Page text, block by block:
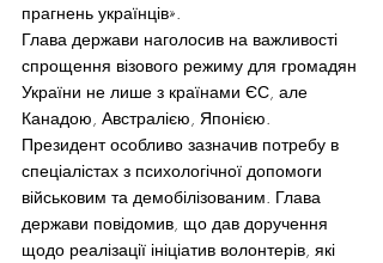
прагнень українців».
Глава держави наголосив на важливості
спрощення візового режиму для громадян
України не лише з країнами ЄС, але
Канадою, Австралією, Японією.
Президент особливо зазначив потребу в
спеціалістах з психологічної допомоги
військовим та демобілізованим. Глава
держави повідомив, що дав доручення
щодо реалізації ініціатив волонтерів, які